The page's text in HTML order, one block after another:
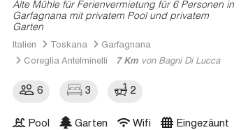
Alte Mühle für Ferienvermietung für 6 Personen in
Garfagnana mit privatem Pool und privatem
Garten
Italien Toskana
Garfagnana
Coreglia Antelminelli
7 Km von Bagni Di Lucca
6 3 2
Pool Garten Wifi
Eingezäunt